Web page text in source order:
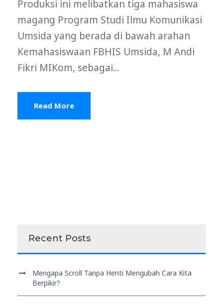
Produksi ini melibatkan tiga mahasiswa
magang Program Studi Ilmu Komunikasi
Umsida yang berada di bawah arahan
Kemahasiswaan FBHIS Umsida, M Andi
Fikri MIKom, sebagai...
Read More
Recent Posts
Mengapa Scroll Tanpa Henti Mengubah Cara Kita
Berpikir?